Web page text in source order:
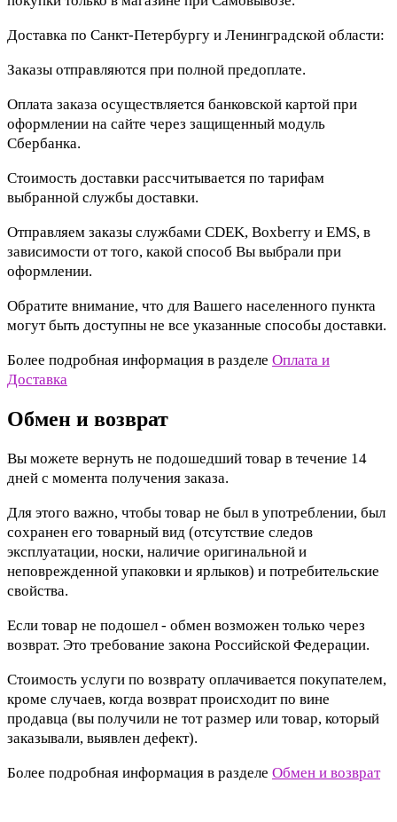
Доставка по Санкт-Петербургу и Ленинградской области:
Заказы отправляются при полной предоплате.
Оплата заказа осуществляется банковской картой при
оформлении на сайте через защищенный модуль
Сбербанка.
Стоимость доставки рассчитывается по тарифам
выбранной службы доставки.
Отправляем заказы службами CDEK, Boxberry и EMS, в
зависимости от того, какой способ Вы выбрали при
оформлении.
Обратите внимание, что для Вашего населенного пункта
могут быть доступны не все указанные способы доставки.
Более подробная информация в разделе Оплата и
Доставка
Обмен и возврат
Вы можете вернуть не подошедший товар в течение 14
дней с момента получения заказа.
Для этого важно, чтобы товар не был в употреблении, был
сохранен его товарный вид (отсутствие следов
эксплуатации, носки, наличие оригинальной и
неповрежденной упаковки и ярлыков) и потребительские
свойства.
Если товар не подошел - обмен возможен только через
возврат. Это требование закона Российской Федерации.
Стоимость услуги по возврату оплачивается покупателем,
кроме случаев, когда возврат происходит по вине
продавца (вы получили не тот размер или товар, который
заказывали, выявлен дефект).
Более подробная информация в разделе Обмен и возврат